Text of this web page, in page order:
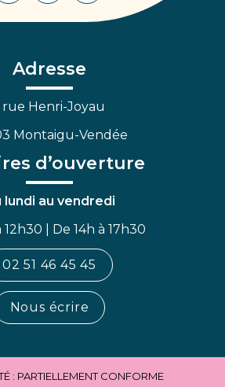
Facebook
Adresse
rue Henri-Joyau
Montaigu-Vendée
d’ouverture
lundi au vendredi
12h30 | De 14h à 17h30
02 51 46 45 45
Nous écrire
: PARTIELLEMENT CONFORME